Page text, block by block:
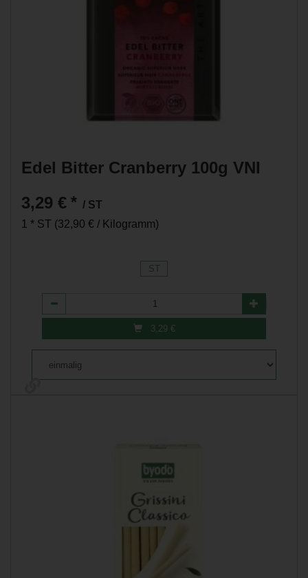
Edel Bitter Cranberry 100g VNI
3,29 € * / ST
1 * ST (32,90 € / Kilogramm)
ST
Anzahl
3,29 €